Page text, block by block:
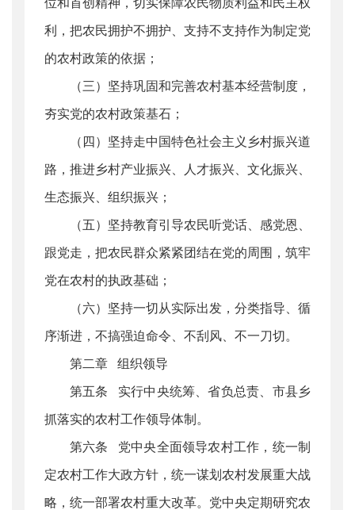
位和首创精神，切实保障农民物质利益和民主权
利，把农民拥护不拥护、支持不支持作为制定党
的农村政策的依据；
（三）坚持巩固和完善农村基本经营制度，
夯实党的农村政策基石；
（四）坚持走中国特色社会主义乡村振兴道
路，推进乡村产业振兴、人才振兴、文化振兴、
生态振兴、组织振兴；
（五）坚持教育引导农民听党话、感党恩、
跟党走，把农民群众紧紧团结在党的周围，筑牢
党在农村的执政基础；
（六）坚持一切从实际出发，分类指导、循
序渐进，不搞强迫命令、不刮风、不一刀切。
第二章 组织领导
第五条 实行中央统筹、省负总责、市县乡
抓落实的农村工作领导体制。
第六条 党中央全面领导农村工作，统一制
定农村工作大政方针，统一谋划农村发展重大战
略，统一部署农村重大改革。党中央定期研究农